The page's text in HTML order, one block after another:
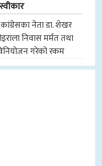
नेता डा. शेखर
निवास मर्मत तथा
गरेको रकम